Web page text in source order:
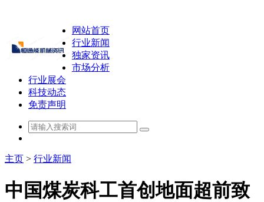
网站首页
行业新闻
独家资讯
市场分析
行业展会
科技动态
免责声明
主页 > 行业新闻
中国煤炭科工首创地面超前致